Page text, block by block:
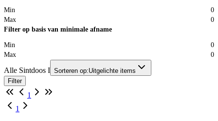
Min
0
Max
0
Filter op basis van minimale afname
Min
0
Max
0
Alle Sintdoos I Sorteren op:Uitgelichte items
Filter
1
1